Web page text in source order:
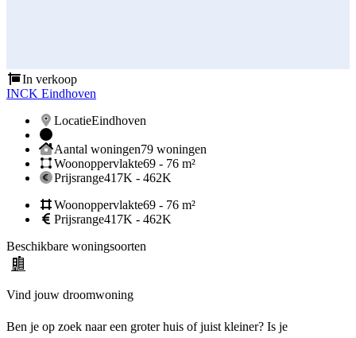
In verkoop
INCK Eindhoven
LocatieEindhoven
Aantal woningen79 woningen
Woonoppervlakte69 - 76 m²
Prijsrange417K - 462K
Woonoppervlakte69 - 76 m²
Prijsrange417K - 462K
Beschikbare woningsoorten
Vind jouw droomwoning
Ben je op zoek naar een groter huis of juist kleiner? Is je